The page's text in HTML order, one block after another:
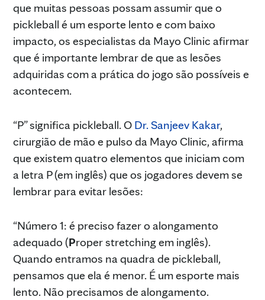
que muitas pessoas possam assumir que o
pickleball é um esporte lento e com baixo
impacto, os especialistas da Mayo Clinic afirmar
que é importante lembrar de que as lesões
adquiridas com a prática do jogo são possíveis e
acontecem.
“P” significa pickleball. O Dr. Sanjeev Kakar,
cirurgião de mão e pulso da Mayo Clinic, afirma
que existem quatro elementos que iniciam com
a letra P (em inglês) que os jogadores devem se
lembrar para evitar lesões:
“Número 1: é preciso fazer o alongamento
adequado (Proper stretching em inglês).
Quando entramos na quadra de pickleball,
pensamos que ela é menor. É um esporte mais
lento. Não precisamos de alongamento.